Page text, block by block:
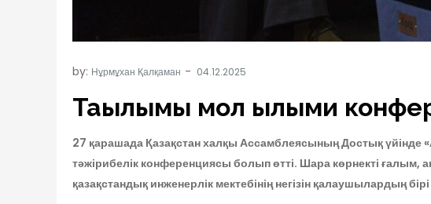
by: Нұрмұхан Қалқаман
Тағылымы мол ғылыми
27 қарашада Қазақстан халқы Ассамблеясының Достық
тәжірибелік конференциясы болыпөтті. Шара көрнекті ғалым,
қазақстандық инженерлік мектебінің негізін қалаушылардың